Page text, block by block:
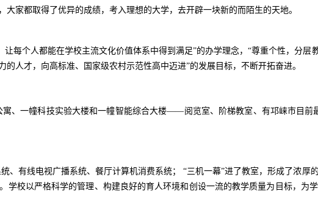
家都取得了优异的成绩，考入理想的大学，去开辟一块新的而陌生的天地。
个人都能在学校主流文化价值体系中得到满足”的办学理念，“尊重个性，分层
人才，向高标准、国家级农村示范性高中迈进”的发展目标，不断开拓奋进。
一幢科技实验大楼和一幢智能综合大楼——阅览室、阶梯教室、有邛崃市目前
有线电视广播系统、餐厅计算机消费系统； “三机一幕”进了教室，形成了浓厚
学校以严格科学的管理、构建良好的育人环境和创设一流的教学质量为目标，为